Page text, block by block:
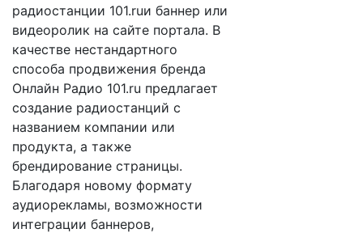
радиостанции 101.ruи баннер или
видеоролик на сайте портала. В
качестве нестандартного
способа продвижения бренда
Онлайн Радио 101.ru предлагает
создание радиостанций с
названием компании или
продукта, а также
брендирование страницы.
Благодаря новому формату
аудиорекламы, возможности
интеграции баннеров,